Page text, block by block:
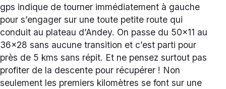
gps indique de tourner immédiatement à gauche
pour s’engager sur une toute petite route qui
conduit au plateau d’Andey. On passe du 50×11 au
36×28 sans aucune transition et c’est parti pour
près de 5 kms sans répit. Et ne pensez surtout pas
profiter de la descente pour récupérer ! Non
seulement les premiers kilomètres se font sur une